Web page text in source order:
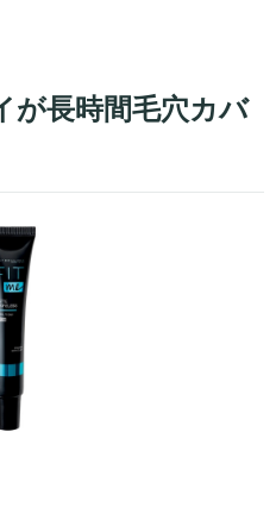
が長時間毛穴カバ